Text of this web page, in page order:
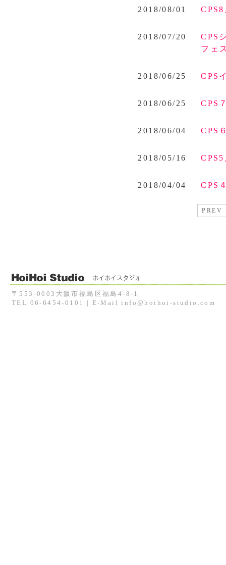
2018/08/01
2018/07/20
CPS
フェ
2018/06/25 CPS
2018/06/25 CPS
2018/06/04 CPS
2018/05/16
2018/04/04 CPS
PREV
〒553-0003大阪市福島区福島4-8-1
TEL 06-6454-0101 | E-Mail info@hoihoi-studio.com